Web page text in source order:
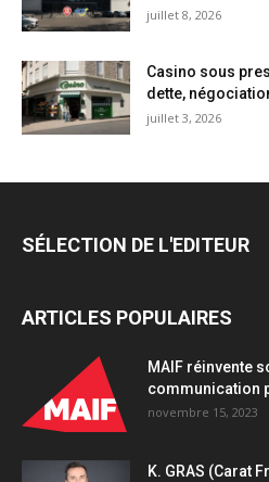
juillet 8, 2026
Casino sous
dette,
juillet 3, 2026
SÉLECTION DE L'EDITEUR
ARTICLES POPULAIRES
MAIF réinvente
communication
novembre 15, 2023
K. GRAS (Carat